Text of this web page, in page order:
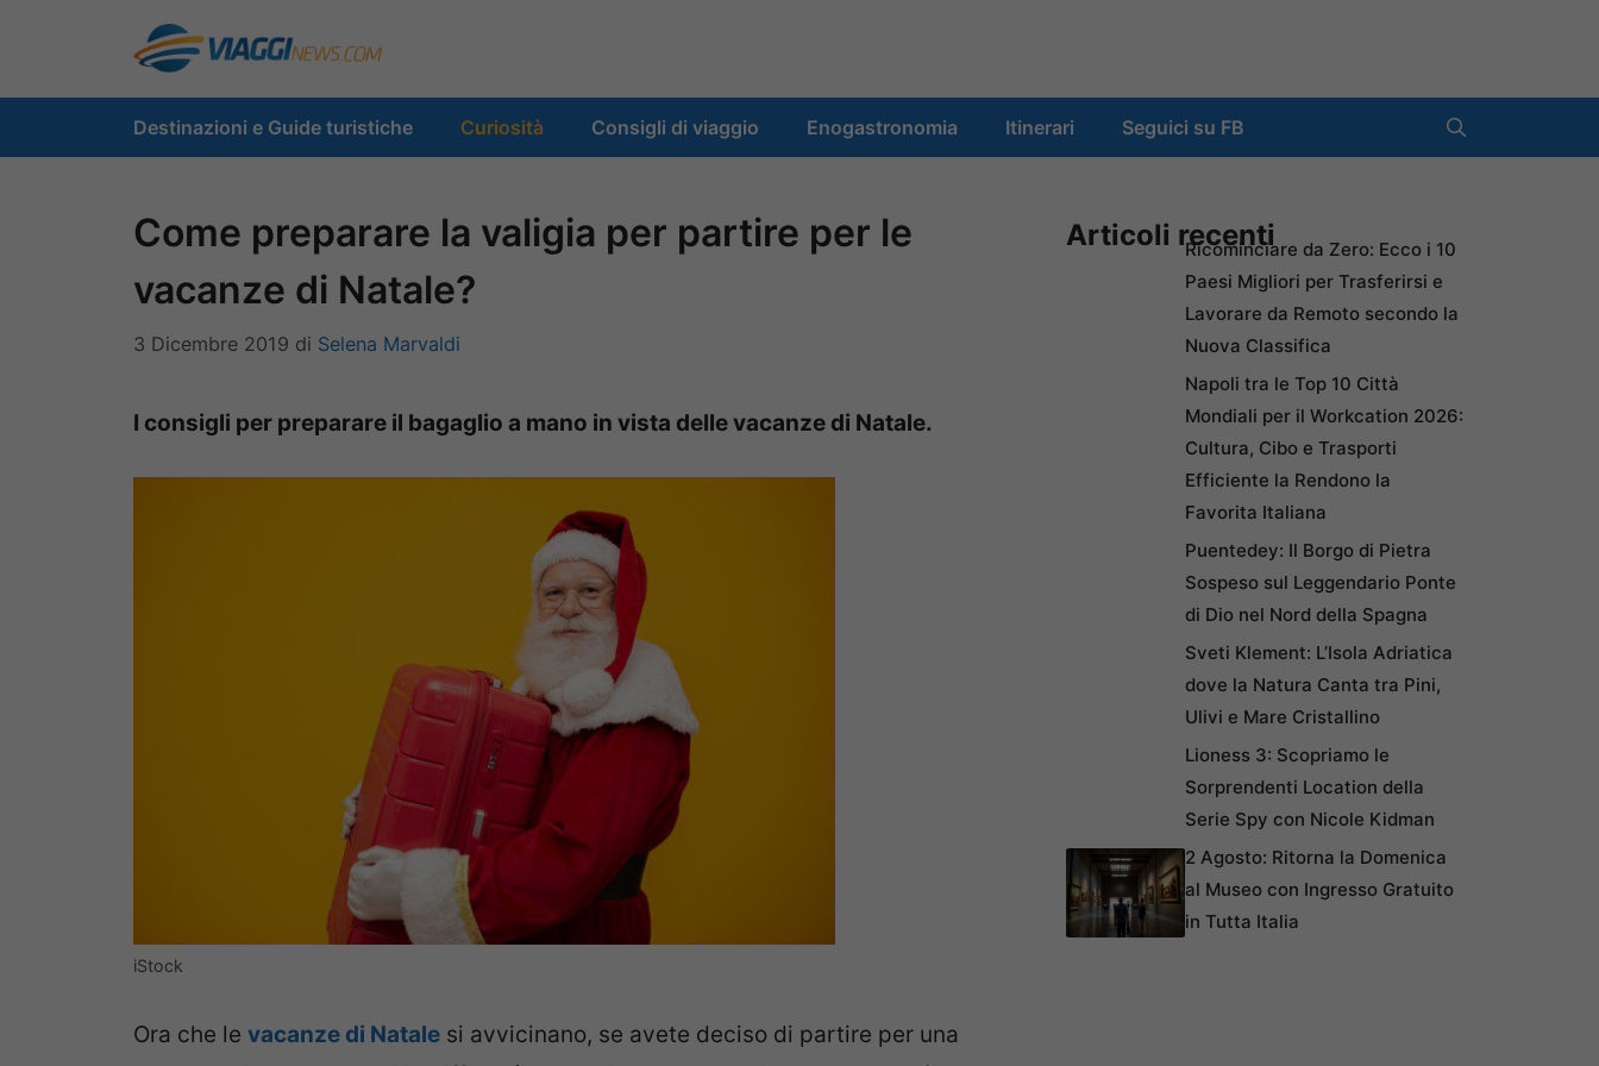
contenuto
Destinazioni e Guide turistiche Curiosità Consigli di viaggio Enogastronomia Itinerari Seguici su FB
Come preparare la valigia per partire per le
vacanze di Natale?
3 Dicembre 2019 di Selena Marvaldi
I consigli per preparare il bagaglio a mano in vista delle vacanze di Natale.
iStock
Ora che le vacanze di Natale si avvicinano, se avete deciso di partire per una
Articoli recentiRicominciare da Zero: Ecco i 10
Paesi Migliori per Trasferirsi e
Lavorare da Remoto secondo la
Nuova Classifica
Napoli tra le Top 10 Città
Mondiali per il Workcation 2026:
Cultura, Cibo e Trasporti
Efficiente la Rendono la
Favorita Italiana
Puentedey: Il Borgo di Pietra
Sospeso sul Leggendario Ponte
di Dio nel Nord della Spagna
Sveti Klement: L’Isola Adriatica
dove la Natura Canta tra Pini,
Ulivi e Mare Cristallino
Lioness 3: Scopriamo le
Sorprendenti Location della
Serie Spy con Nicole Kidman
2 Agosto: Ritorna la Domenica
al Museo con Ingresso Gratuito
in Tutta Italia